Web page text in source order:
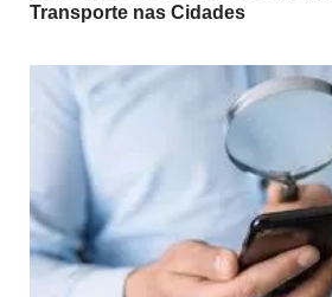
Transporte nas Cidades